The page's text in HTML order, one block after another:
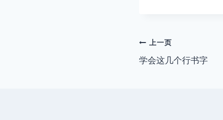
文
章
上一页
学会这几个行书字